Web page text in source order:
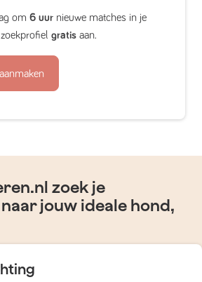
om 6 uur nieuwe matches in je
gratis aan.
zoek je
jouw ideale hond,